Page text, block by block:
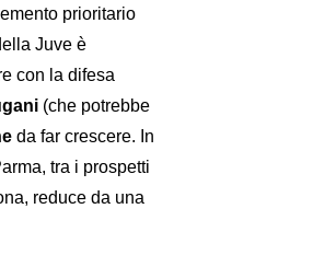
prioritario
Juve è
con la difesa
(che potrebbe
da far crescere. In
tra i prospetti
reduce da una